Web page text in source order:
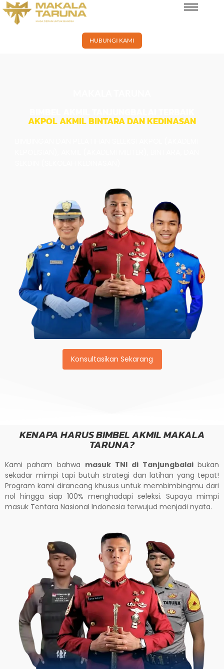
HUBUNGI KAMI
AKPOL AKMIL BINTARA DAN KEDINASAN
Konsultasikan Sekarang
KENAPA HARUS BIMBEL AKMIL MAKALA
TARUNA?
Kami paham bahwa masuk TNI di Tanjungbalai bukan
sekadar mimpi tapi butuh strategi dan latihan yang tepat!
Program kami dirancang khusus untuk membimbingmu dari
nol hingga siap 100% menghadapi seleksi. Supaya mimpi
masuk Tentara Nasional Indonesia terwujud menjadi nyata.